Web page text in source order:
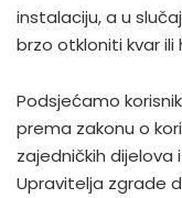
instalaciju, a u
brzo otkloniti kvar ili
Podsjećamo
prema zakonu o
zajedničkih dijelova
Upravitelja zgrade